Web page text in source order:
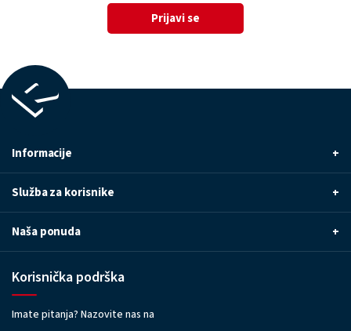
Prijavi se
Informacije +
Služba za korisnike +
Naša ponuda +
Korisnička podrška
Imate pitanja? Nazovite nas na